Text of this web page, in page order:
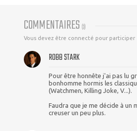
COMMENTAIRES (3)
Vous devez être connecté pour participer
ROBB STARK
Pour être honnête j'ai pas lu
bonhomme hormis les
(Watchmen, Killing Joke, V...).
Faudra que je me décide à un
creuser un peu plus.